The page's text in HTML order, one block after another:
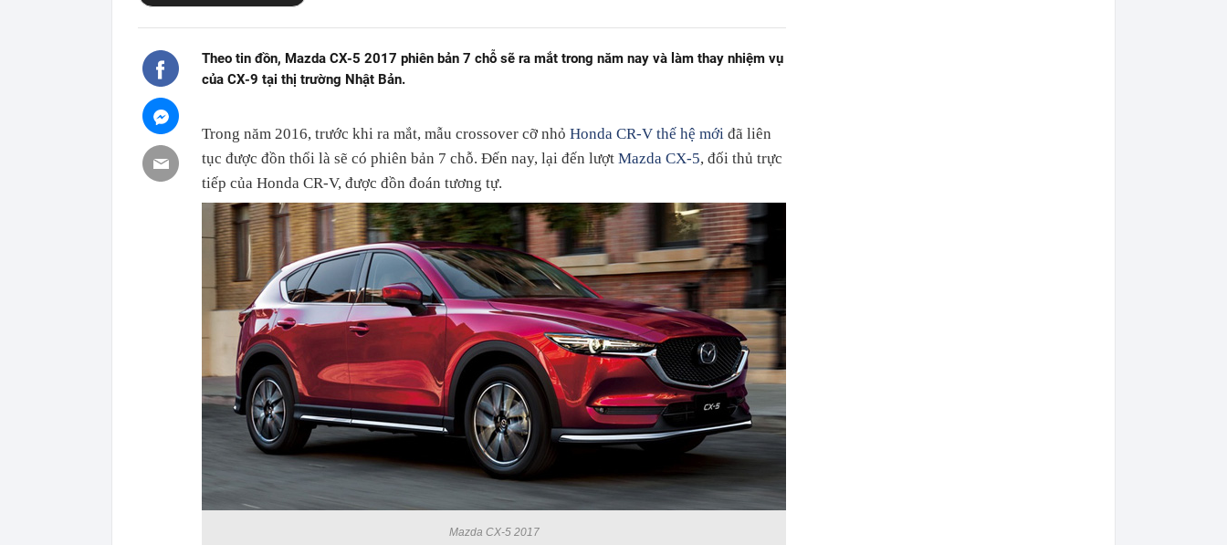
Theo tin đồn, Mazda CX-5 2017 phiên bản 7 chỗ sẽ ra mắt trong năm nay và làm thay nhiệm vụ
của CX-9 tại thị trường Nhật Bản.
Trong năm 2016, trước khi ra mắt, mẫu crossover cỡ nhỏ Honda CR-V thế hệ mới đã liên
tục được đồn thổi là sẽ có phiên bản 7 chỗ. Đến nay, lại đến lượt Mazda CX-5, đối thủ trực
tiếp của Honda CR-V, được đồn đoán tương tự.
Mazda CX-5 2017